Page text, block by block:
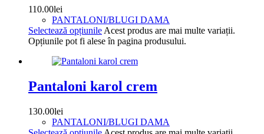
110.00lei
PANTALONI/BLUGI DAMA
Selectează opțiunile Acest produs are mai multe variații.
Opțiunile pot fi alese în pagina produsului.
Pantaloni karol crem
130.00lei
PANTALONI/BLUGI DAMA